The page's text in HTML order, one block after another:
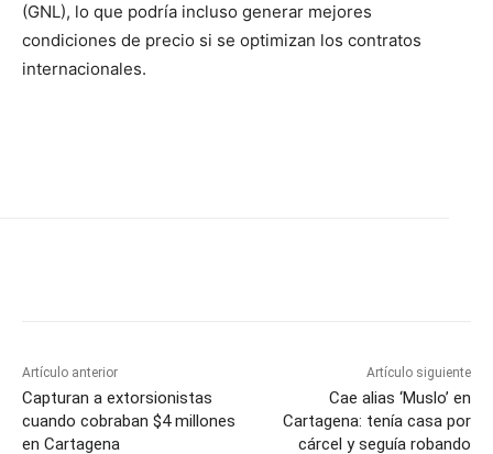
(GNL), lo que podría incluso generar mejores
condiciones de precio si se optimizan los contratos
internacionales.
Artículo anterior
Capturan a extorsionistas
cuando cobraban $4 millones
en Cartagena
Artículo siguiente
Cae alias ‘Muslo’ en
Cartagena: tenía casa por
cárcel y seguía robando